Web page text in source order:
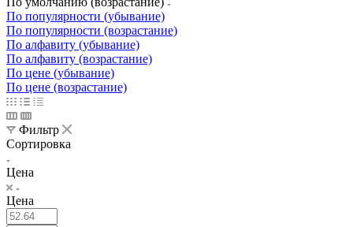
По популярности (убывание)
По популярности (возрастание)
По алфавиту (убывание)
По алфавиту (возрастание)
По цене (убывание)
По цене (возрастание)
Фильтр
Сортировка
Цена
Цена